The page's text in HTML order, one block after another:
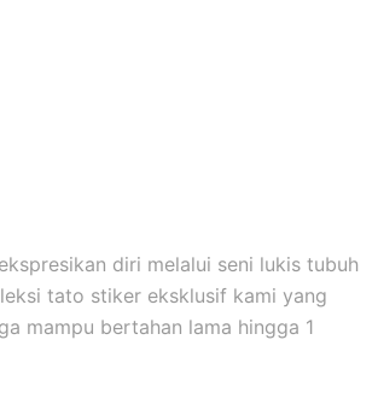
diri melalui seni lukis tubuh
tato stiker eksklusif kami yang
mampu bertahan lama hingga 1